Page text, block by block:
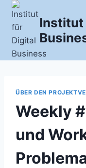
Zum
Inhalt
springen
Institut
ÜBER DEN
Weekly
und